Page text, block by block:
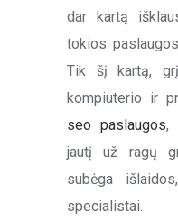
dar kartą
tokios
Tik šį kartą,
kompiuterio ir
seo paslaugos,
jautį už ragų
subėga
specialistai.